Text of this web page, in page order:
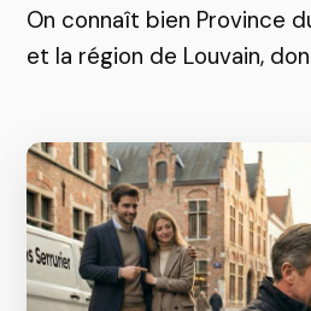
On connaît bien Province
et la région de Louvain,